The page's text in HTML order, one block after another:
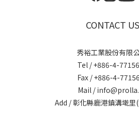
CONTACT US
秀裕工業股份有限
Tel / +886-4-
Fax / +886-4-
Mail /
Add / 彰化縣鹿港鎮溝墘